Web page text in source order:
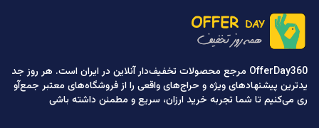
OfferDay360 مرجع محصولات تخفیف‌دار آنلاین در ایران است. هر روز جد
یدترین پیشنهادهای ویژه و حراج‌های واقعی را از فروشگاه‌های معتبر جمع‌آو
ری می‌کنیم تا شما تجربه خرید ارزان، سریع و مطمئن داشته باشی